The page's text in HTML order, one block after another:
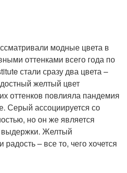
модные цвета в
оттенками всего года по
стали сразу два цвета –
желтый цвет
оттенков повлияла пандемия
Серый ассоциируется со
но он же является
Желтый
– все то, чего хочется